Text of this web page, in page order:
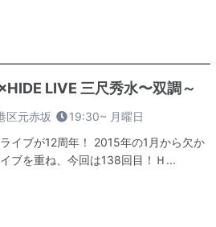
LIVE 三尺秀水〜双調～
区元赤坂 19:30~ 月曜日
イブが12周年！ 2015年の1月から欠か
ブを重ね、今回は138回目！Ｈ...